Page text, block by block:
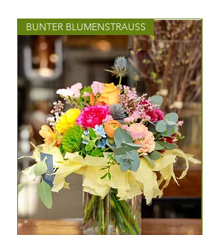
BUNTER BLUMENSTRAUSS